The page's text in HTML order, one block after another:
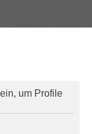
um Profile